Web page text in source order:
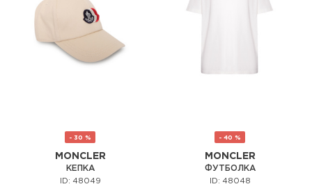
- 30 %
MONCLER
КЕПКА
ID: 48049
- 40 %
MONCLER
ФУТБОЛКА
ID: 48048